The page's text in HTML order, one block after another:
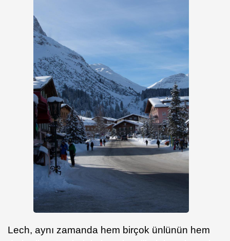
Lech, aynı zamanda hem birçok ünlünün hem